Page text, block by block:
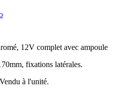
12V complet avec ampoule
fixations latérales.
Vendu à l'unité.